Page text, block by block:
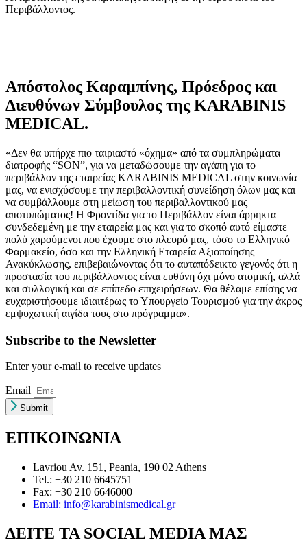
Περιβάλλοντος.
Απόστολος Καραμπίνης, Πρόεδρος και
Διευθύνων Σύμβουλος της KARABINIS
MEDICAL.
«Δεν θα υπήρχε πιο ταιριαστό «όχημα» από τα συμπληρώματα
διατροφής “SON”, για να μεταδώσουμε την αγάπη για το
περιβάλλον της εταιρείας KARABINIS MEDICAL στην κοινωνία
μας, να ενισχύσουμε την περιβαλλοντική συνείδηση όλων μας και
να συμβάλλουμε στη μείωση του περιβαλλοντικού μας
αποτυπώματος! Η Φροντίδα για το Περιβάλλον είναι άρρηκτα
συνδεδεμένη με την εταιρεία μας και για το σκοπό αυτό είμαστε
πολύ χαρούμενοι που έχουμε στο πλευρό μας, τόσο το Ελληνικό
Φαρμακείο, όσο και την Ελληνική Εταιρεία Αξιοποίησης
Ανακύκλωσης, επιβεβαιώνοντας ότι το αυταπόδεικτο γεγονός ότι η
προστασία του περιβάλλοντος είναι ευθύνη όχι μόνο ατομική, αλλά
και συλλογική και σε επίπεδο επιχειρήσεων. Θα θέλαμε επίσης να
ευχαριστήσουμε ιδιαιτέρως το Υπουργείο Τουρισμού για την άκρος
εμψυχωτική αιγίδα τους στο πρόγραμμα».
Subscribe to the Newsletter
Enter your e-mail to receive updates
Email
Submit
ΕΠΙΚΟΙΝΩΝΙΑ
Lavriou Av. 151, Peania, 190 02 Athens
Tel.: +30 210 6645751
Fax: +30 210 6646000
Email: info@karabinismedical.gr
ΔEITE TA SOCIAL MEDIA ΜΑΣ